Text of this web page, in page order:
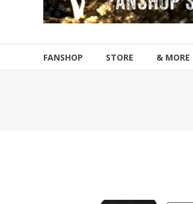
FANSHOP STORE & MORE